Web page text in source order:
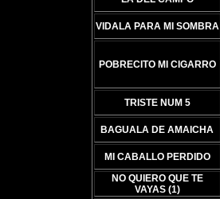
VIDALA PARA MI SOMBRA
POBRECITO MI CIGARRO
TRISTE NUM 5
BAGUALA DE AMAICHA
MI CABALLO PERDIDO
NO QUIERO QUE TE
VAYAS (1)